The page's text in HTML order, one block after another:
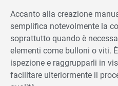
Accanto alla creazione
semplifica notevolmente la
soprattutto quando è
elementi come bulloni o viti.
ispezione e raggrupparli in
facilitare ulteriormente il